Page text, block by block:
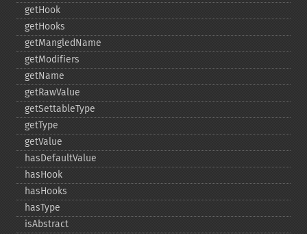
getHook
getHooks
getMangledName
getModifiers
getName
getRawValue
getSettableType
getType
getValue
hasDefaultValue
hasHook
hasHooks
hasType
isAbstract